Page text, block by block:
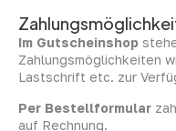
Im Gutscheinshop
Zahlungsmöglichkeiten
Lastschrift etc. zur
Per Bestellformular
auf Rechnung.